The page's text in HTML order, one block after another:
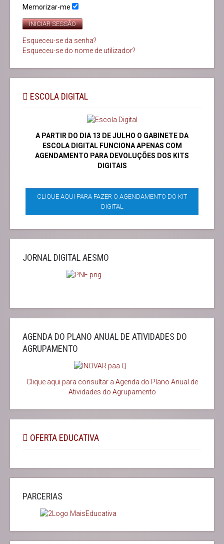
Memorizar-me
INICIAR SESSÃO
Esqueceu-se da senha?
Esqueceu-se do nome de utilizador?
ESCOLA DIGITAL
A PARTIR DO DIA 13 DE JULHO O GABINETE DA
ESCOLA DIGITAL FUNCIONA APENAS COM
AGENDAMENTO PARA DEVOLUÇÕES DOS KITS
DIGITAIS
CLIQUE AQUI PARA FAZER O AGENDAMENTO DO KIT
DIGITAL
JORNAL DIGITAL AESMO
AGENDA DO PLANO ANUAL DE ATIVIDADES DO
AGRUPAMENTO
Clique aqui para consultar a Agenda do Plano Anual de
Atividades do Agrupamento
OFERTA EDUCATIVA
PARCERIAS